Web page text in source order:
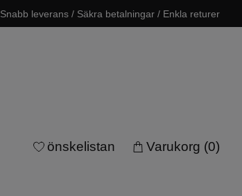
Snabb leverans / Säkra betalningar / Enkla returer
önskelistan Varukorg (0)